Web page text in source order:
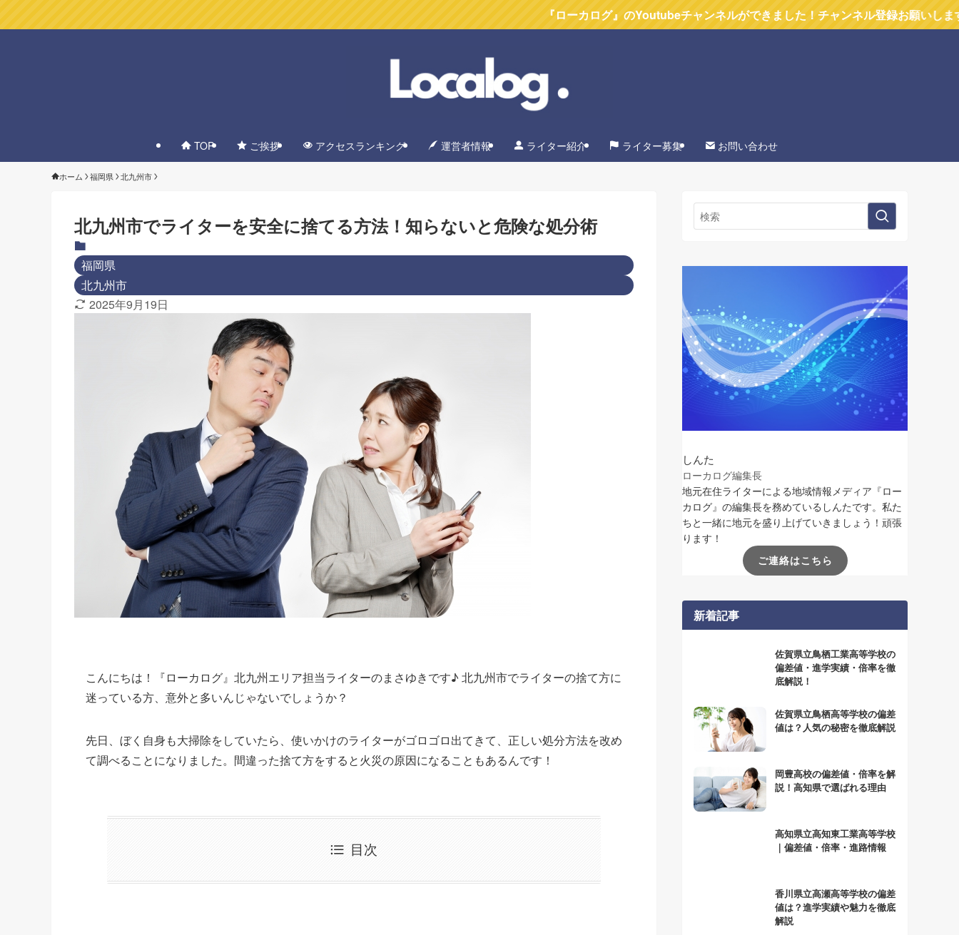
『ローカログ』のYoutubeチャンネルができました！チャンネル登録お願いします
TOP ご挨拶 アクセスランキング 運営者情報 ライター紹介 ライター募集 お問い合わせ
ホーム 福岡県 北九州市
北九州市でライターを安全に捨てる方法！知らないと危険な処分術
福岡県
北九州市
2025年9月19日
こんにちは！『ローカログ』北九州エリア担当ライターのまさゆきです♪ 北九州市でライターの捨て方に
迷っている方、意外と多いんじゃないでしょうか？
先日、ぼく自身も大掃除をしていたら、使いかけのライターがゴロゴロ出てきて、正しい処分方法を改め
て調べることになりました。間違った捨て方をすると火災の原因になることもあるんです！
目次
しんた
ローカログ編集長
地元在住ライターによる地域情報メディア『ロー
カログ』の編集長を務めているしんたです。私た
ちと一緒に地元を盛り上げていきましょう！頑張
ります！
ご連絡はこちら
新着記事
佐賀県立鳥栖工業高等学校の
偏差値・進学実績・倍率を徹
底解説！
佐賀県立鳥栖高等学校の偏差
値は？人気の秘密を徹底解説
岡豊高校の偏差値・倍率を解
説！高知県で選ばれる理由
高知県立高知東工業高等学校
｜偏差値・倍率・進路情報
香川県立高瀬高等学校の偏差
値は？進学実績や魅力を徹底
解説